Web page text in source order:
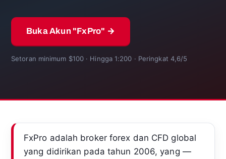
Buka Akun "FxPro" →
Setoran minimum $100 · Hingga 1:200 · Peringkat 4,6/5
FxPro adalah broker forex dan CFD global
yang didirikan pada tahun 2006, yang —